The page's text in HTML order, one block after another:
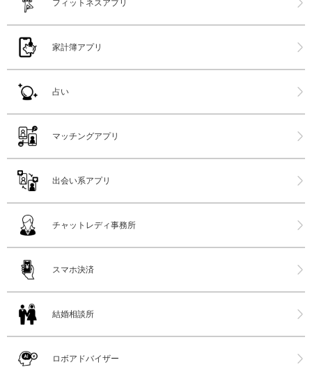
フィットネスアプリ
家計簿アプリ
占い
マッチングアプリ
出会い系アプリ
チャットレディ事務所
スマホ決済
結婚相談所
ロボアドバイザー